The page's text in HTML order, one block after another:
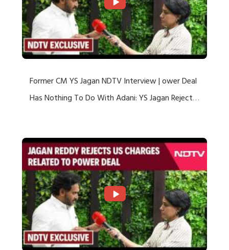
Former CM YS Jagan NDTV Interview | ower Deal
Has Nothing To Do With Adani: YS Jagan Rejects